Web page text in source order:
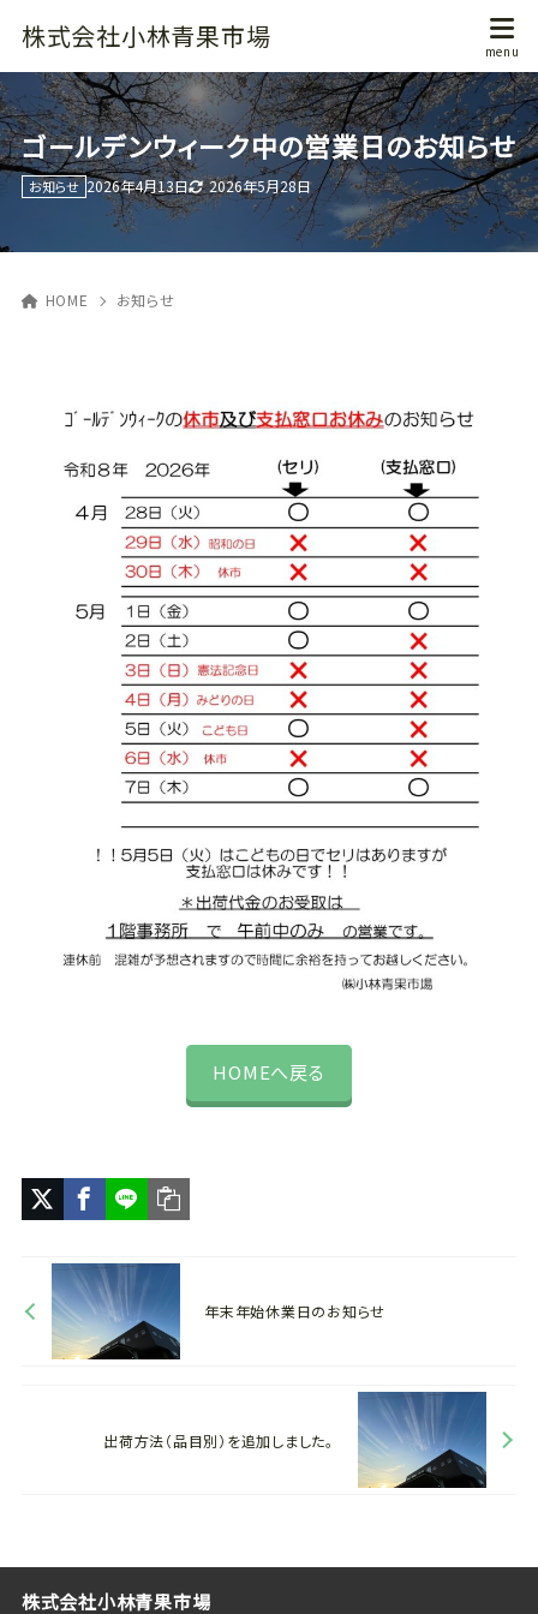
株式会社小林青果市場
ゴールデンウィーク中の営業日のお知らせ
お知らせ 2026年4月13日 2026年5月28日
HOME お知らせ
HOMEへ戻る
年末年始休業日のお知らせ
出荷方法（品目別）を追加しました。
株式会社小林青果市場